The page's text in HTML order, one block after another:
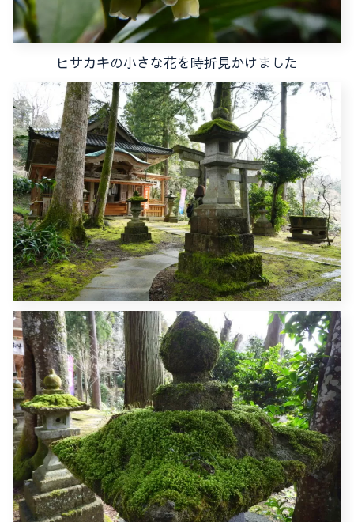
ヒサカキの小さな花を時折見かけました